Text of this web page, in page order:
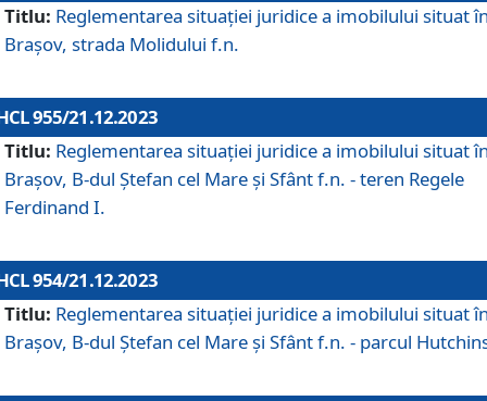
Titlu: Reglementarea situației juridice a imobilului situat
Brașov, strada Molidului f.n.
955/21.12.2023
Titlu: Reglementarea situației juridice a imobilului situat
Brașov, B-dul Ștefan cel Mare și Sfânt f.n. - teren Regele
Ferdinand I.
954/21.12.2023
Titlu: Reglementarea situației juridice a imobilului situat
Brașov, B-dul Ștefan cel Mare și Sfânt f.n. - parcul